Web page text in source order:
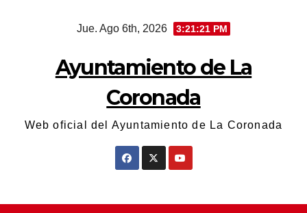
Jue. Ago 6th, 2026 3:21:21 PM
Ayuntamiento de La
Coronada
Web oficial del Ayuntamiento de La Coronada